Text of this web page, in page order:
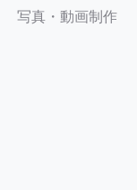
写真・動画制作